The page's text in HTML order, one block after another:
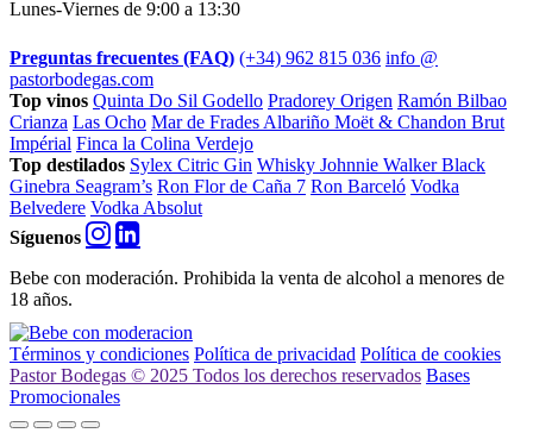
Lunes-Viernes de 9:00 a 13:30
Preguntas frecuentes (FAQ) (+34) 962 815 036 info @
pastorbodegas.com
Top vinos Quinta Do Sil Godello Pradorey Origen Ramón Bilbao
Crianza Las Ocho Mar de Frades Albariño Moët & Chandon Brut
Impérial Finca la Colina Verdejo
Top destilados Sylex Citric Gin Whisky Johnnie Walker Black
Ginebra Seagram’s Ron Flor de Caña 7 Ron Barceló Vodka
Belvedere Vodka Absolut
Síguenos
Bebe con moderación. Prohibida la venta de alcohol a menores de
18 años.
Términos y condiciones Política de privacidad Política de cookies
Pastor Bodegas © 2025 Todos los derechos reservados Bases
Promocionales